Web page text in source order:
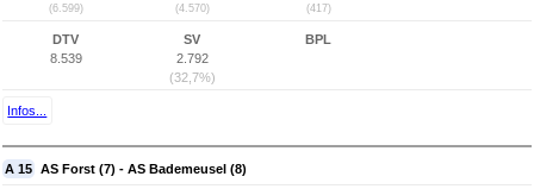
(6.599) (4.570) (417)
DTV
8.539
SV
2.792
(32,7%)
BPL
Infos...
A 15 AS Forst (7) - AS Bademeusel (8)